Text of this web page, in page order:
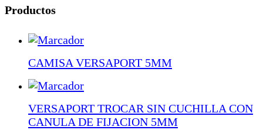
Productos
CAMISA VERSAPORT 5MM
VERSAPORT TROCAR SIN CUCHILLA CON
CANULA DE FIJACION 5MM